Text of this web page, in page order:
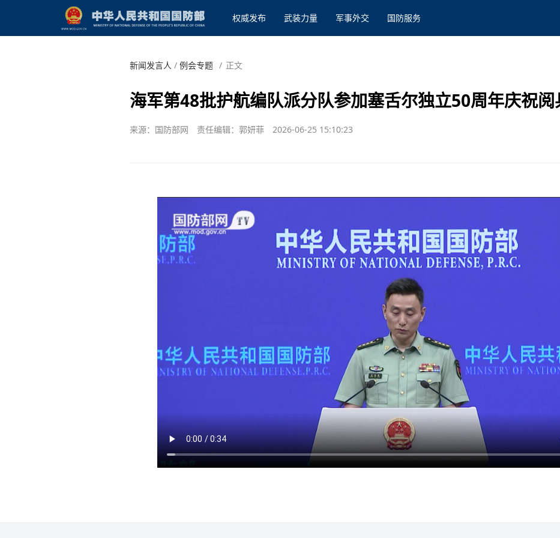
权威发布 武装力量 军事外交 国防服务
新闻发言人 / 例会专题 / 正文
海军第48批护航编队派分队参加塞舌尔独立50周年庆祝阅
来源：国防部网 责任编辑：郭妍菲 2026-06-25 15:10:23